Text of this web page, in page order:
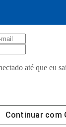
até que eu
Continuar com